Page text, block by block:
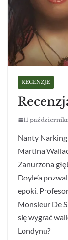
RECENZJE
11
Nanty
Martina
Zanurzona
Doyle’a
epoki.
Monsieur De
się wygrać
Londynu?